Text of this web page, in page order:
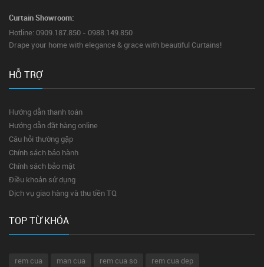
Curtain Showroom:
Hotline: 0909.187.850 - 0988.149.850
Drape your home with elegance & grace with beautiful Curtains!
HỖ TRỢ
Hướng dẫn thanh toán
Hướng dẫn đặt hàng online
Câu hỏi thường gặp
Chính sách bảo hành
Chính sách bảo mật
Điều khoản sử dụng
Dịch vụ giao hàng và thu tiền TQ
TOP TỪ KHÓA
rem cua man cua rem cua so
rem cua dep